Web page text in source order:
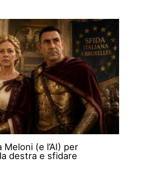
Meloni (e l’AI) per
destra e sfidare